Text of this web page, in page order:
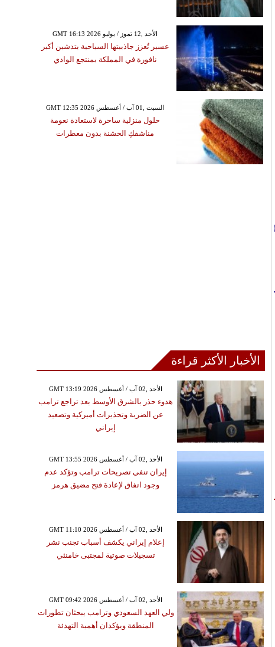
GMT 16:13 2026 الأحد ,12 تموز / يوليو
عسير تُعزز جاذبيتها السياحية بتدشين أكبر
نافورة في المملكة بمنتجع الوادي
GMT 12:35 2026 السبت ,01 آب / أغسطس
حلول منزلية ساحرة لاستعادة نعومة
مناشفكِ الخشنة بدون معطرات
الأخبار الأكثر قراءة
GMT 13:19 2026 الأحد ,02 آب / أغسطس
هدوء حذر بالشرق الأوسط بعد تراجع ترامب
عن الضربة وتحذيرات أميركية وتصعيد
إيراني
GMT 13:55 2026 الأحد ,02 آب / أغسطس
إيران تنفي تصريحات ترامب وتؤكد عدم
وجود اتفاق لإعادة فتح مضيق هرمز
GMT 11:10 2026 الأحد ,02 آب / أغسطس
إعلام إيراني يكشف أسباب تجنب نشر
تسجيلات صوتية لمجتبى خامنئي
GMT 09:42 2026 الأحد ,02 آب / أغسطس
ولي العهد السعودي وترامب يبحثان تطورات
المنطقة ويؤكدان أهمية التهدئة